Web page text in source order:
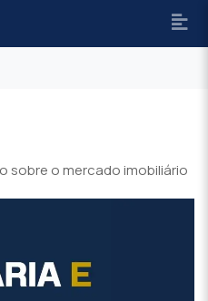
sobre o mercado imobiliário